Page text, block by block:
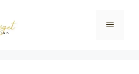
Menü